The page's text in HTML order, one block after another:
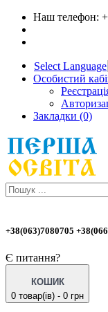
Наш телефон:
Select Language
Особистий
Закладки (0)
+38(063)7080705
Є питання?
КОШИК
0 товар(ів) - 0 грн